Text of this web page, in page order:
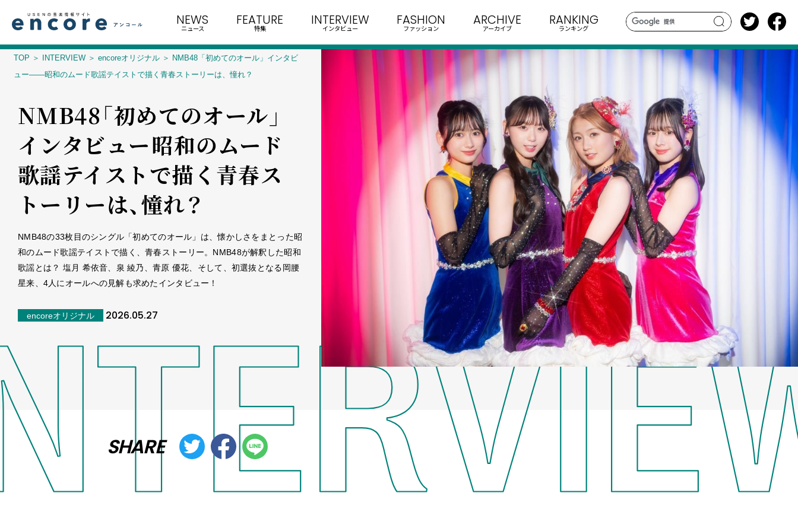
search
NEWS
ニュース
FEATURE
特集
INTERVIEW
インタビュー
FASHION
ファッション
ARCHIVE
アーカイブ
RANKING
ランキング
TOP INTERVIEW encoreオリジナル
NMB48「初めてのオール」インタビ
ュー――昭和のムード歌謡テイストで描く青春ストーリーは、憧れ？
NMB48「初めてのオール」
インタビュー――昭和のムード
歌謡テイストで描く青春ス
トーリーは、憧れ？
NMB48の33枚目のシングル「初めてのオール」は、懐かしさをまとった昭
和のムード歌謡テイストで描く、青春ストーリー。NMB48が解釈した昭和
歌謡とは？ 塩月 希依音、泉 綾乃、青原 優花、そして、初選抜となる岡腰
星来、4人にオールへの見解も求めたインタビュー！
encoreオリジナル 2026.05.27
SHARE